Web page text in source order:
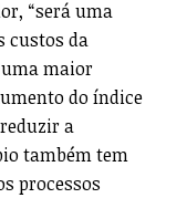
“será uma
custos da
maior
do índice
a
também tem
processos